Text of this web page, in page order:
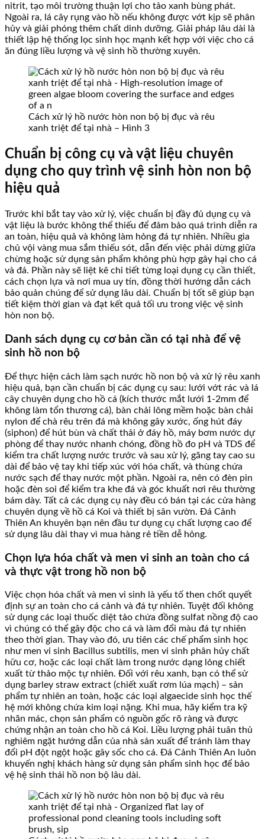
nitrit, tạo môi trường thuận lợi cho tảo xanh bùng phát.
Ngoài ra, lá cây rụng vào hồ nếu không được vớt kịp sẽ phân
hủy và giải phóng thêm chất dinh dưỡng. Giải pháp lâu dài là
thiết lập hệ thống lọc sinh học mạnh kết hợp với việc cho cá
ăn đúng liều lượng và vệ sinh hồ thường xuyên.
Cách xử lý hồ nước hòn non bộ bị đục và rêu
xanh triệt để tại nhà – Hình 3
Chuẩn bị công cụ và vật liệu chuyên
dụng cho quy trình vệ sinh hòn non bộ
hiệu quả
Trước khi bắt tay vào xử lý, việc chuẩn bị đầy đủ dụng cụ và
vật liệu là bước không thể thiếu để đảm bảo quá trình diễn ra
an toàn, hiệu quả và không làm hỏng đá tự nhiên. Nhiều gia
chủ vội vàng mua sắm thiếu sót, dẫn đến việc phải dừng giữa
chừng hoặc sử dụng sản phẩm không phù hợp gây hại cho cá
và đá. Phần này sẽ liệt kê chi tiết từng loại dụng cụ cần thiết,
cách chọn lựa và nơi mua uy tín, đồng thời hướng dẫn cách
bảo quản chúng để sử dụng lâu dài. Chuẩn bị tốt sẽ giúp bạn
tiết kiệm thời gian và đạt kết quả tối ưu trong việc vệ sinh
hòn non bộ.
Danh sách dụng cụ cơ bản cần có tại nhà để vệ
sinh hồ non bộ
Để thực hiện cách làm sạch nước hồ non bộ và xử lý rêu xanh
hiệu quả, bạn cần chuẩn bị các dụng cụ sau: lưới vớt rác và lá
cây chuyên dụng cho hồ cá (kích thước mắt lưới 1-2mm để
không làm tổn thương cá), bàn chải lông mềm hoặc bàn chải
nylon để chà rêu trên đá mà không gây xước, ống hút đáy
(siphon) để hút bùn và chất thải ở đáy hồ, máy bơm nước dự
phòng để thay nước nhanh chóng, đồng hồ đo pH và TDS để
kiểm tra chất lượng nước trước và sau xử lý, găng tay cao su
dài để bảo vệ tay khi tiếp xúc với hóa chất, và thùng chứa
nước sạch để thay nước một phần. Ngoài ra, nên có đèn pin
hoặc đèn soi để kiểm tra khe đá và góc khuất nơi rêu thường
bám dày. Tất cả các dụng cụ này đều có bán tại các cửa hàng
chuyên dụng về hồ cá Koi và thiết bị sân vườn. Đá Cảnh
Thiên An khuyên bạn nên đầu tư dụng cụ chất lượng cao để
sử dụng lâu dài thay vì mua hàng rẻ tiền dễ hỏng.
Chọn lựa hóa chất và men vi sinh an toàn cho cá
và thực vật trong hồ non bộ
Việc chọn hóa chất và men vi sinh là yếu tố then chốt quyết
định sự an toàn cho cá cảnh và đá tự nhiên. Tuyệt đối không
sử dụng các loại thuốc diệt tảo chứa đồng sulfat nồng độ cao
vì chúng có thể gây độc cho cá và làm đổi màu đá tự nhiên
theo thời gian. Thay vào đó, ưu tiên các chế phẩm sinh học
như men vi sinh Bacillus subtilis, men vi sinh phân hủy chất
hữu cơ, hoặc các loại chất làm trong nước dạng lỏng chiết
xuất từ thảo mộc tự nhiên. Đối với rêu xanh, bạn có thể sử
dụng barley straw extract (chiết xuất rơm lúa mạch) – sản
phẩm tự nhiên an toàn, hoặc các loại algaecide sinh học thế
hệ mới không chứa kim loại nặng. Khi mua, hãy kiểm tra kỹ
nhãn mác, chọn sản phẩm có nguồn gốc rõ ràng và được
chứng nhận an toàn cho hồ cá Koi. Liều lượng phải tuân thủ
nghiêm ngặt hướng dẫn của nhà sản xuất để tránh làm thay
đổi pH đột ngột hoặc gây sốc cho cá. Đá Cảnh Thiên An luôn
khuyến nghị khách hàng sử dụng sản phẩm sinh học để bảo
vệ hệ sinh thái hồ non bộ lâu dài.